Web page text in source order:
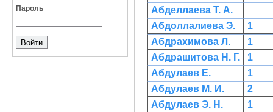
Пароль
Абделлаева Т. А.
Абдоллалиева Э.
1
Абдрахимова Л.
1
Абдрашитова Н. Г.
1
Абдулаев Е.
1
Абдулаев М. И.
2
Абдулаев Э. Н.
1